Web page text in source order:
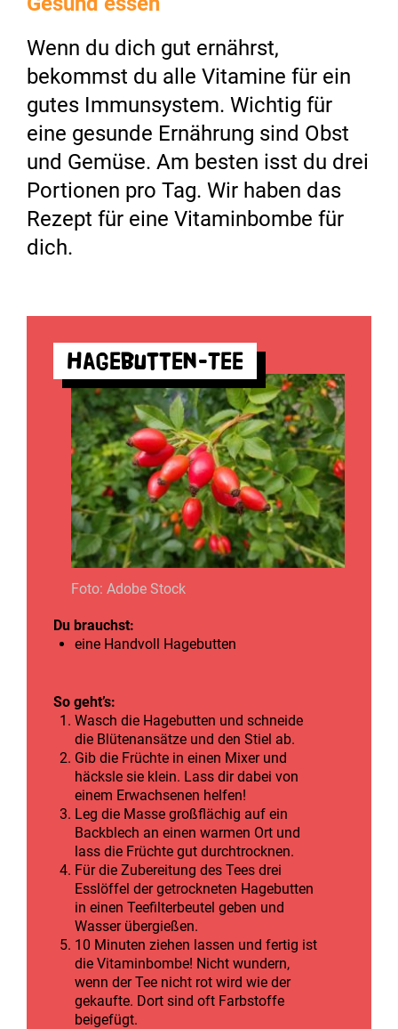
Wenn du dich gut ernährst,
bekommst du alle Vitamine für ein
gutes Immunsystem. Wichtig für
eine gesunde Ernährung sind Obst
und Gemüse. Am besten isst du drei
Portionen pro Tag. Wir haben das
Rezept für eine Vitaminbombe für
dich.
Hagebutten-Tee
Foto: Adobe Stock
Du brauchst:
eine Handvoll Hagebutten
So geht’s:
Wasch die Hagebutten und schneide
die Blütenansätze und den Stiel ab.
Gib die Früchte in einen Mixer und
häcksle sie klein. Lass dir dabei von
einem Erwachsenen helfen!
Leg die Masse großflächig auf ein
Backblech an einen warmen Ort und
lass die Früchte gut durchtrocknen.
Für die Zubereitung des Tees drei
Esslöffel der getrockneten Hagebutten
in einen Teefilterbeutel geben und
Wasser übergießen.
10 Minuten ziehen lassen und fertig ist
die Vitaminbombe! Nicht wundern,
wenn der Tee nicht rot wird wie der
gekaufte. Dort sind oft Farbstoffe
beigefügt.